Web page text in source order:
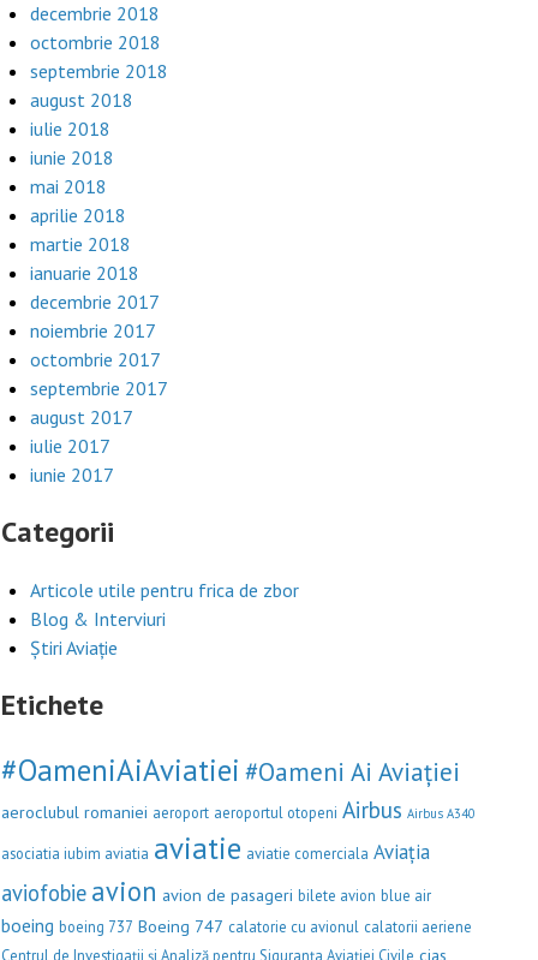
decembrie 2018
octombrie 2018
septembrie 2018
august 2018
iulie 2018
iunie 2018
mai 2018
aprilie 2018
martie 2018
ianuarie 2018
decembrie 2017
noiembrie 2017
octombrie 2017
septembrie 2017
august 2017
iulie 2017
iunie 2017
Categorii
Articole utile pentru frica de zbor
Blog & Interviuri
Știri Aviație
Etichete
#OameniAiAviatiei #Oameni Ai Aviației
aeroclubul romaniei aeroport aeroportul otopeni Airbus Airbus A340
asociatia iubim aviatia aviatie aviatie comerciala Aviația
aviofobie avion avion de pasageri bilete avion blue air
boeing boeing 737 Boeing 747 calatorie cu avionul calatorii aeriene
Centrul de Investigații și Analiză pentru Siguranța Aviației Civile cias